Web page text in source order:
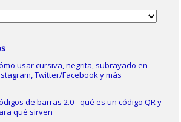
usar cursiva, negrita, subrayado en
Twitter/Facebook y más
de barras 2.0 - qué es un código QR y
qué sirven